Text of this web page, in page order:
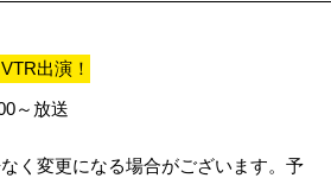
出演！
～放送
く変更になる場合がございます。予